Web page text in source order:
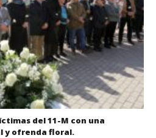
del 11-M con una
y ofrenda floral.